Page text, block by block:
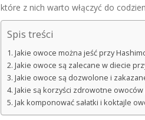
które z nich warto włączyć do
Spis treści
Jakie owoce można jeść przy
Jakie owoce są zalecane w diecie
Jakie owoce są dozwolone i
Jakie są korzyści zdrowotne
Jak komponować sałatki i koktajle